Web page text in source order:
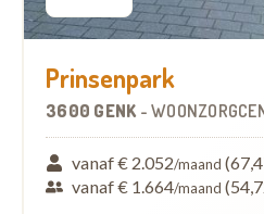
Prinsenpark
3600 GENK -
vanaf € 2.052/maand
vanaf € 1.664/maand